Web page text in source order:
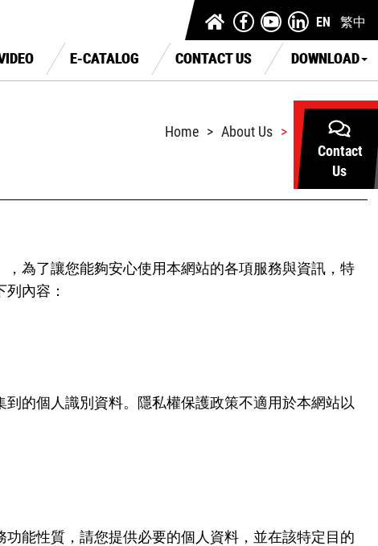
EN 繁中
E-CATALOG CONTACT US DOWNLOAD
Home About Us 隱私權政策
為了讓您能夠安心使用本網站的各項服務與資訊，特
內容：
的個人識別資料。隱私權保護政策不適用於本網站以
能性質，請您提供必要的個人資料，並在該特定目的
Contact
Us